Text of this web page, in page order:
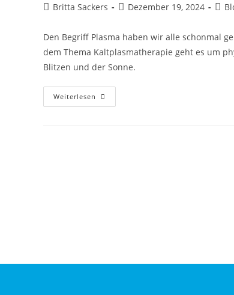
Britta Sackers Dezember 19, 2024
Den Begriff Plasma haben wir alle schonmal
dem Thema Kaltplasmatherapie geht es um
Blitzen und der Sonne.
Weiterlesen